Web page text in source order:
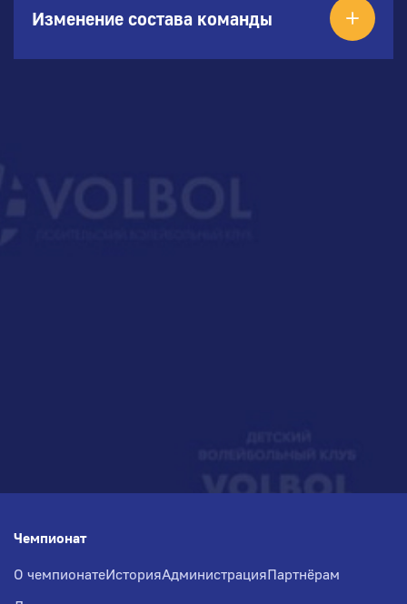
Изменение состава команды
Чемпионат
О чемпионатеИсторияАдминистрацияПартнёрам